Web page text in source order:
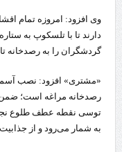
وی افزود: امروزه تمام
دارند تا با تلسکوپ به
گردشگران را به رصدخانه
«مشتری» افزود: نصب
رصدخانه مراغه است؛ ضمن
توسی نقطه عطف طلوع
به شمار می‌رود و از